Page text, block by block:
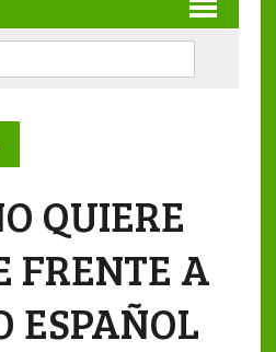
QUIERE
FRENTE A
ESPAÑOL